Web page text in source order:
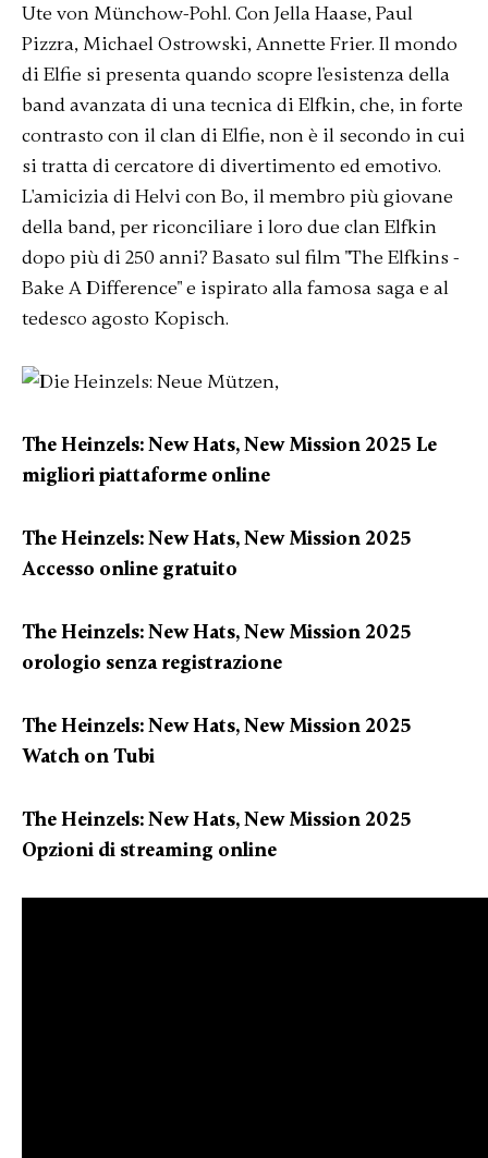
Ute von Münchow-Pohl. Con Jella Haase, Paul
Pizzra, Michael Ostrowski, Annette Frier. Il mondo
di Elfie si presenta quando scopre l'esistenza della
band avanzata di una tecnica di Elfkin, che, in forte
contrasto con il clan di Elfie, non è il secondo in cui
si tratta di cercatore di divertimento ed emotivo.
L'amicizia di Helvi con Bo, il membro più giovane
della band, per riconciliare i loro due clan Elfkin
dopo più di 250 anni? Basato sul film "The Elfkins -
Bake A Difference" e ispirato alla famosa saga e al
tedesco agosto Kopisch.
The Heinzels: New Hats, New Mission 2025 Le
migliori piattaforme online
The Heinzels: New Hats, New Mission 2025
Accesso online gratuito
The Heinzels: New Hats, New Mission 2025
orologio senza registrazione
The Heinzels: New Hats, New Mission 2025
Watch on Tubi
The Heinzels: New Hats, New Mission 2025
Opzioni di streaming online